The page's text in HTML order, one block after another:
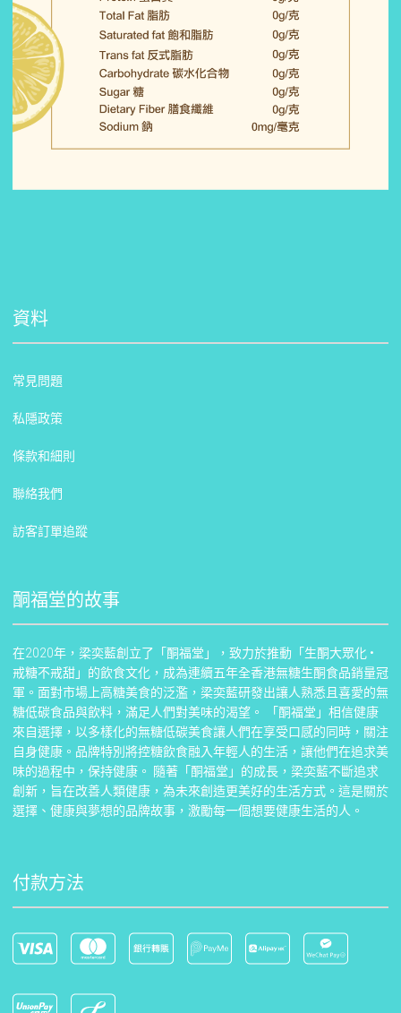
資料
常見問題
私隱政策
條款和細則
聯絡我們
訪客訂單追蹤
酮福堂的故事
在2020年，梁奕藍創立了「酮福堂」，致力於推動「生酮大眾化 •
戒糖不戒甜」的飲食文化，成為連續五年全香港無糖生酮食品銷量冠
軍。面對市場上高糖美食的泛濫，梁奕藍研發出讓人熟悉且喜愛的無
糖低碳食品與飲料，滿足人們對美味的渴望。 「酮福堂」相信健康
來自選擇，以多樣化的無糖低碳美食讓人們在享受口感的同時，關注
自身健康。品牌特別將控糖飲食融入年輕人的生活，讓他們在追求美
味的過程中，保持健康。 隨著「酮福堂」的成長，梁奕藍不斷追求
創新，旨在改善人類健康，為未來創造更美好的生活方式。這是關於
選擇、健康與夢想的品牌故事，激勵每一個想要健康生活的人。
付款方法